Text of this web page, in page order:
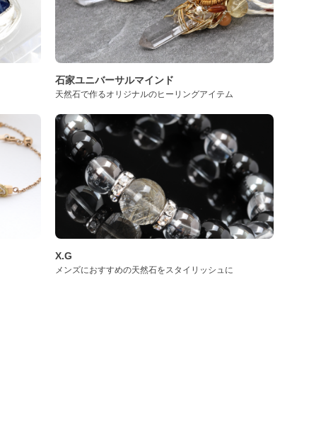
石家ユニバーサルマインド
天然石で作るオリジナルのヒーリングアイテム
X.G
メンズにおすすめの天然石をスタイリッシュに